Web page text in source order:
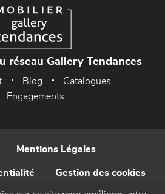
réseau Gallery Tendances
Blog
Catalogues
Engagements
Mentions Légales
Gestion des cookies